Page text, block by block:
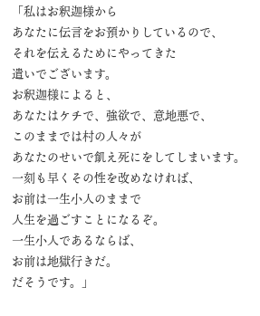
「私はお釈迦様から
あなたに伝言をお預かりしているので、
それを伝えるためにやってきた
遣いでございます。
お釈迦様によると、
あなたはケチで、強欲で、意地悪で、
このままでは村の人々が
あなたのせいで飢え死にをしてしまいます。
一刻も早くその性を改めなければ、
お前は一生小人のままで
人生を過ごすことになるぞ。
一生小人であるならば、
お前は地獄行きだ。
だそうです。」